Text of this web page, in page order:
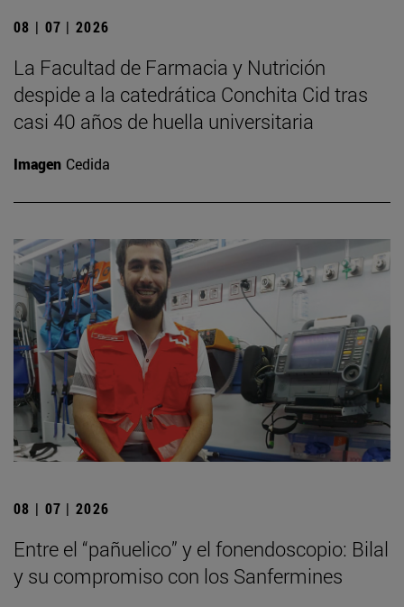
08 | 07 | 2026
La Facultad de Farmacia y Nutrición
despide a la catedrática Conchita Cid tras
casi 40 años de huella universitaria
Imagen Cedida
08 | 07 | 2026
Entre el “pañuelico” y el fonendoscopio: Bilal
y su compromiso con los Sanfermines